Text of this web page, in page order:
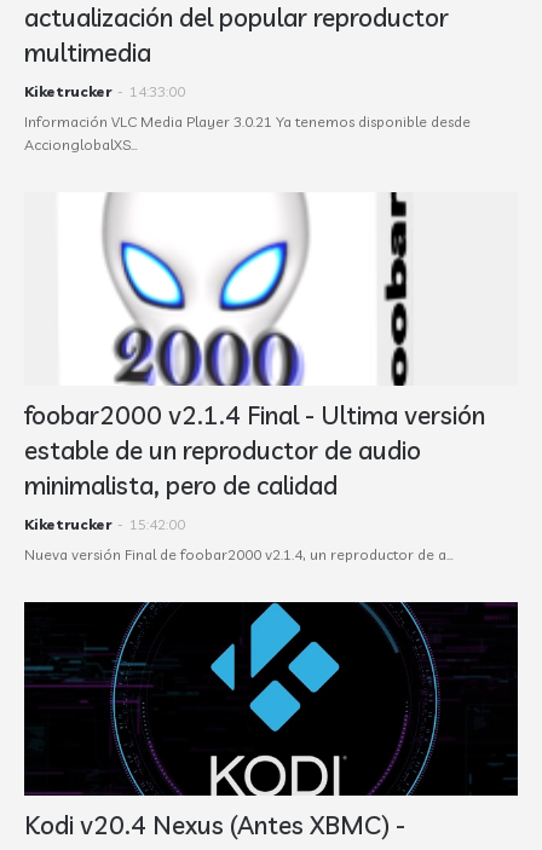
actualización del popular reproductor
multimedia
Kiketrucker - 14:33:00
Información VLC Media Player 3.0.21 Ya tenemos disponible desde
AccionglobalXS…
foobar2000 v2.1.4 Final - Ultima versión
estable de un reproductor de audio
minimalista, pero de calidad
Kiketrucker - 15:42:00
Nueva versión Final de foobar2000 v2.1.4, un reproductor de a…
Kodi v20.4 Nexus (Antes XBMC) -